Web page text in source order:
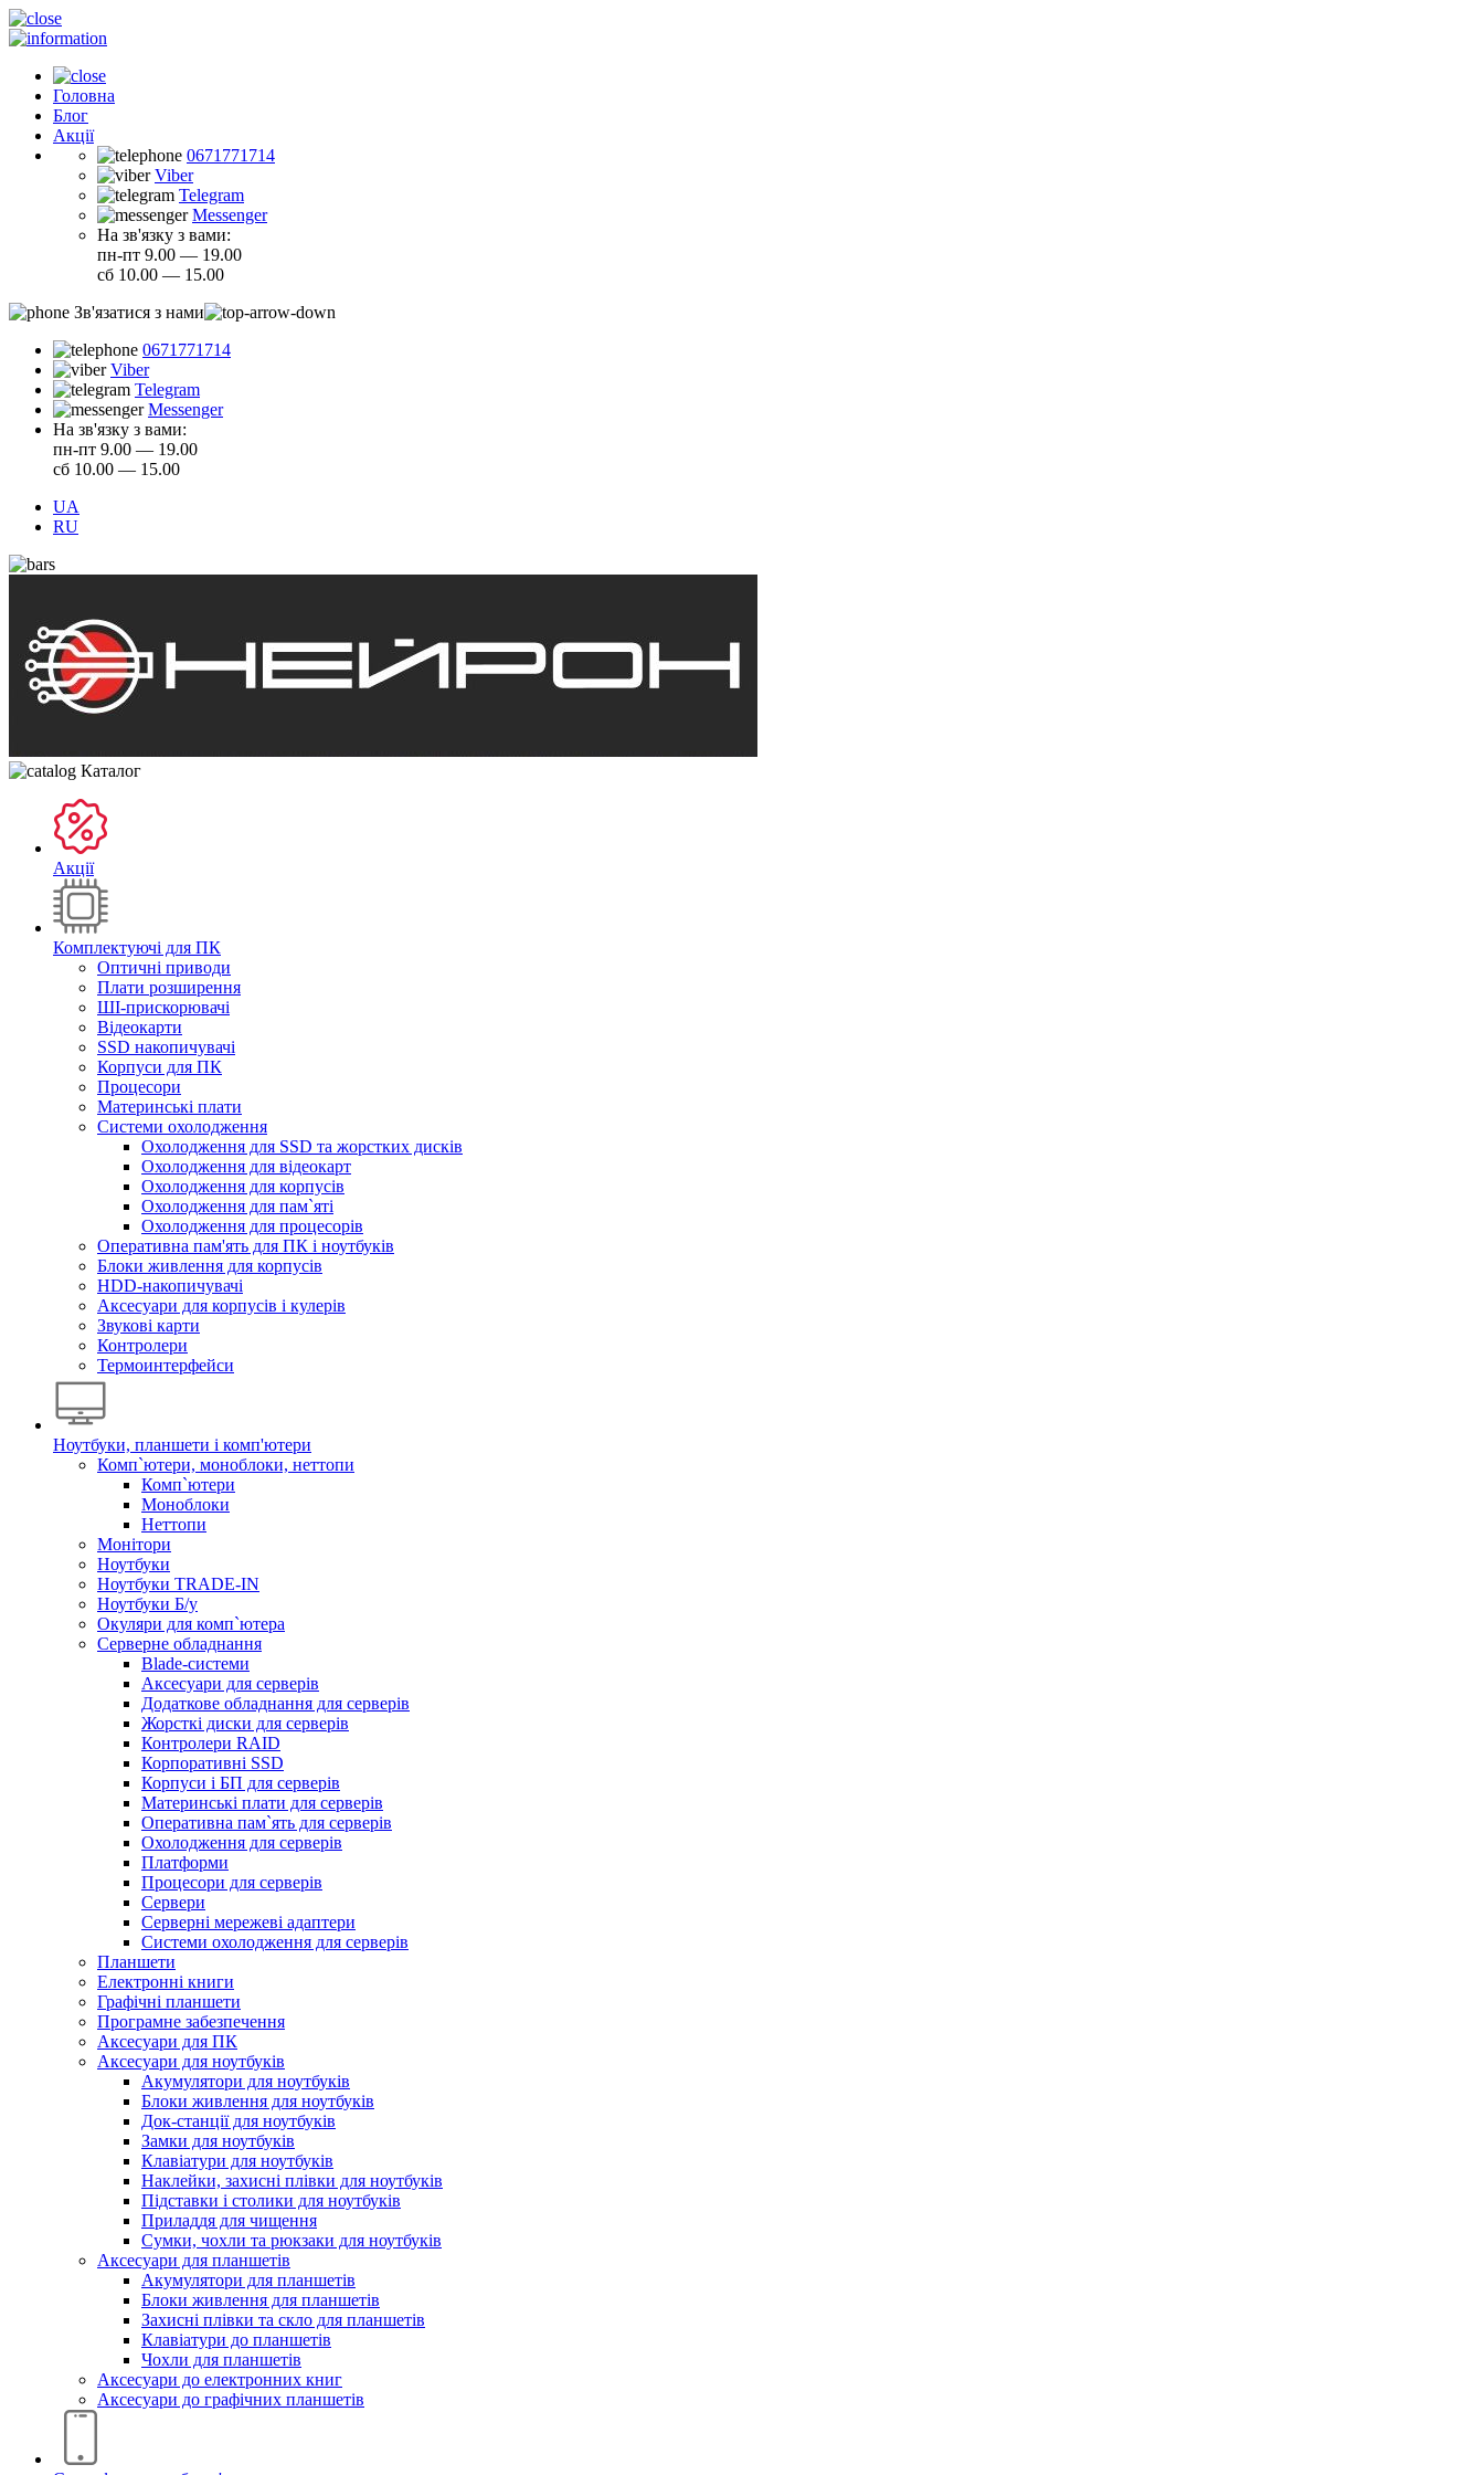
Головна
Блог
Акції
0671771714
Viber
Telegram
Messenger
На зв'язку з вами:
пн-пт 9.00 — 19.00
сб 10.00 — 15.00
Зв'язатися з нами
0671771714
Viber
Telegram
Messenger
На зв'язку з вами:
пн-пт 9.00 — 19.00
сб 10.00 — 15.00
UA
RU
Каталог
Акції
Комплектуючі для ПК
Оптичні приводи
Плати розширення
ШІ-прискорювачі
Відеокарти
SSD накопичувачі
Корпуси для ПК
Процесори
Материнські плати
Системи охолодження
Охолодження для SSD та жорстких дисків
Охолодження для відеокарт
Охолодження для корпусів
Охолодження для пам`яті
Охолодження для процесорів
Оперативна пам'ять для ПК і ноутбуків
Блоки живлення для корпусів
HDD-накопичувачі
Аксесуари для корпусів і кулерів
Звукові карти
Контролери
Термоинтерфейси
Ноутбуки, планшети і комп'ютери
Комп`ютери, моноблоки, неттопи
Комп`ютери
Моноблоки
Неттопи
Монітори
Ноутбуки
Ноутбуки TRADE-IN
Ноутбуки Б/у
Окуляри для комп`ютера
Серверне обладнання
Blade-системи
Аксесуари для серверів
Додаткове обладнання для серверів
Жорсткі диски для серверів
Контролери RAID
Корпоративні SSD
Корпуси і БП для серверів
Материнські плати для серверів
Оперативна пам`ять для серверів
Охолодження для серверів
Платформи
Процесори для серверів
Сервери
Серверні мережеві адаптери
Системи охолодження для серверів
Планшети
Електронні книги
Графічні планшети
Програмне забезпечення
Аксесуари для ПК
Аксесуари для ноутбуків
Акумулятори для ноутбуків
Блоки живлення для ноутбуків
Док-станції для ноутбуків
Замки для ноутбуків
Клавіатури для ноутбуків
Наклейки, захисні плівки для ноутбуків
Підставки і столики для ноутбуків
Приладдя для чищення
Сумки, чохли та рюкзаки для ноутбуків
Аксесуари для планшетів
Акумулятори для планшетів
Блоки живлення для планшетів
Захисні плівки та скло для планшетів
Клавіатури до планшетів
Чохли для планшетів
Аксесуари до електронних книг
Аксесуари дo графічних планшетів